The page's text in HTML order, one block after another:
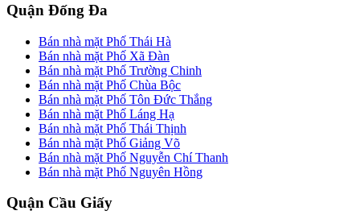
Quận Đống Đa
Bán nhà mặt Phố Thái Hà
Bán nhà mặt Phố Xã Đàn
Bán nhà mặt Phố Trường Chinh
Bán nhà mặt Phố Chùa Bộc
Bán nhà mặt Phố Tôn Đức Thắng
Bán nhà mặt Phố Láng Hạ
Bán nhà mặt Phố Thái Thịnh
Bán nhà mặt Phố Giảng Võ
Bán nhà mặt Phố Nguyễn Chí Thanh
Bán nhà mặt Phố Nguyên Hồng
Quận Cầu Giấy